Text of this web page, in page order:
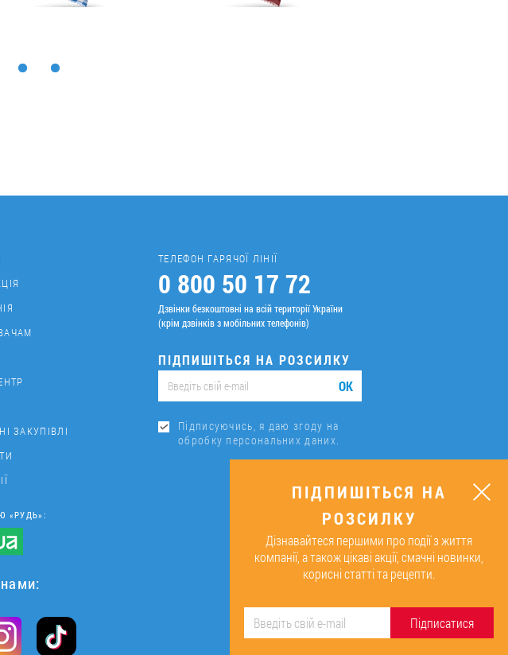
ЗАКУПІВЛІ
ТЕЛЕФОН ГАРЯЧОЇ ЛІНІЇ
0 800 50 17 72
Дзвінки безкоштовні на всій території України
(крім дзвінків з мобільних телефонів)
ПІДПИШІТЬСЯ НА РОЗСИЛКУ
ОК
Підписуючись, я даю згоду на
обробку персональних даних.
«РУДЬ»:
ПІДПИШІТЬСЯ НА
РОЗСИЛКУ
Дізнавайтеся першими про події з життя
компанії, а також цікаві акції, смачні новинки,
корисні статті та рецепти.
Підписатися